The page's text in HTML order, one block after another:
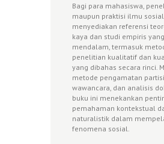
Bagi para mahasiswa,
maupun praktisi ilmu
menyediakan referensi
kaya dan studi empiris yang
mendalam, termasuk
penelitian kualitatif dan
yang dibahas secara rinci.
metode pengamatan
wawancara, dan analisis
buku ini menekankan
pemahaman kontekstual
naturalistik dalam
fenomena sosial.